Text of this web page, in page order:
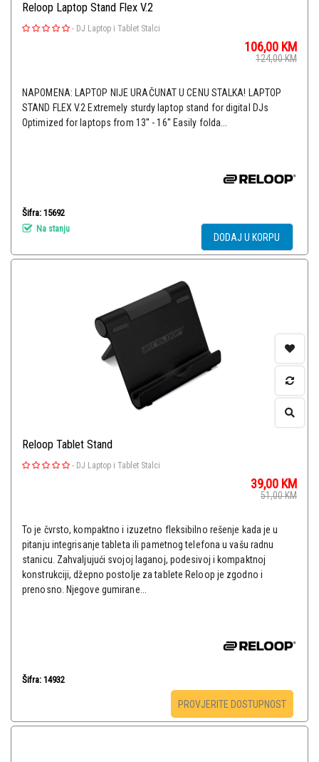
Reloop Laptop Stand Flex V.2
- DJ Laptop i Tablet Stalci
106,00 KM
124,00KM
NAPOMENA: LAPTOP NIJE URAČUNAT U CENU STALKA! LAPTOP
STAND FLEX V.2 Extremely sturdy laptop stand for digital DJs
Optimized for laptops from 13'' - 16'' Easily folda...
Šifra: 15692
Na stanju
DODAJ U KORPU
Reloop Tablet Stand
- DJ Laptop i Tablet Stalci
39,00 KM
51,00KM
To je čvrsto, kompaktno i izuzetno fleksibilno rešenje kada je u
pitanju integrisanje tableta ili pametnog telefona u vašu radnu
stanicu. Zahvaljujući svojoj laganoj, podesivoj i kompaktnoj
konstrukciji, džepno postolje za tablete Reloop je zgodno i
prenosno. Njegove gumirane...
Šifra: 14932
PROVJERITE DOSTUPNOST